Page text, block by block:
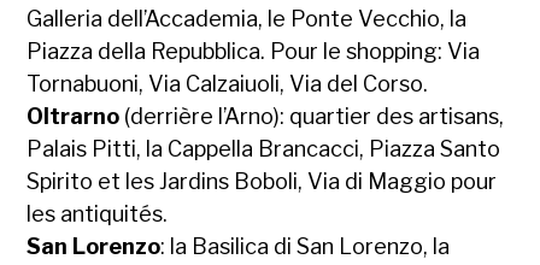
Galleria dell’Accademia, le Ponte Vecchio, la
Piazza della Repubblica. Pour le shopping: Via
Tornabuoni, Via Calzaiuoli, Via del Corso.
Oltrarno (derrière l’Arno): quartier des artisans,
Palais Pitti, la Cappella Brancacci, Piazza Santo
Spirito et les Jardins Boboli, Via di Maggio pour
les antiquités.
San Lorenzo: la Basilica di San Lorenzo, la